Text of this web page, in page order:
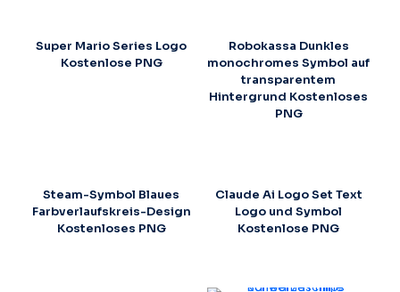
Super Mario Series Logo
Kostenlose PNG
Robokassa Dunkles
monochromes Symbol auf
transparentem
Hintergrund Kostenloses
PNG
Steam-Symbol Blaues
Farbverlaufskreis-Design
Kostenloses PNG
Claude Ai Logo Set Text
Logo und Symbol
Kostenlose PNG